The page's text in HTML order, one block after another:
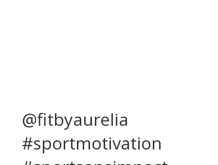
@fitbyaurelia
#sportmotivation